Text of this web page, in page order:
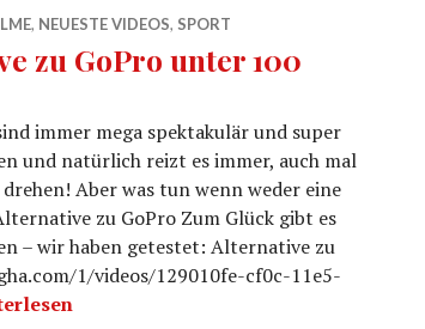
, NEUESTE VIDEOS, SPORT
zu GoPro unter 100
immer mega spektakulär und super
und natürlich reizt es immer, auch mal
drehen! Aber was tun wenn weder eine
zu GoPro Zum Glück gibt es
– wir haben getestet: Alternative zu
1/videos/129010fe-cf0c-11e5-
zu GoPro unter 100 Euro?